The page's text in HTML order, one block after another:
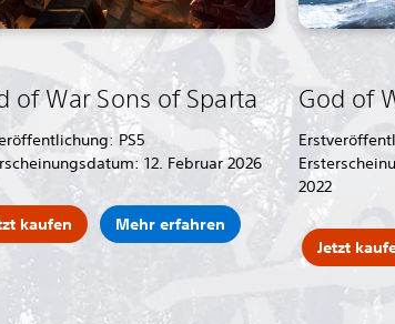
of War Sons of Sparta
PS5
12. Februar 2026
kaufen Mehr erfahren
God of
2022
Jetzt